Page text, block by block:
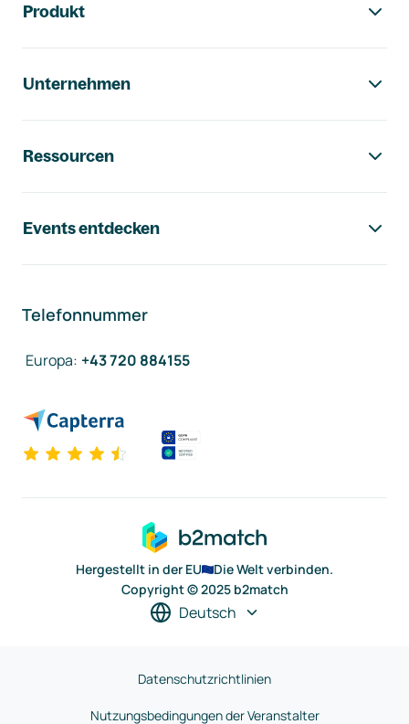
Produkt
Unternehmen
Ressourcen
Events entdecken
Telefonnummer
Europa: +43 720 884155
Hergestellt in der EU
Die Welt verbinden.
Copyright © 2025 b2match
Deutsch
Datenschutzrichtlinien
Nutzungsbedingungen der Veranstalter